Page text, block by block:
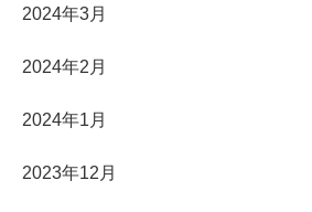
2024年3月
2024年2月
2024年1月
2023年12月